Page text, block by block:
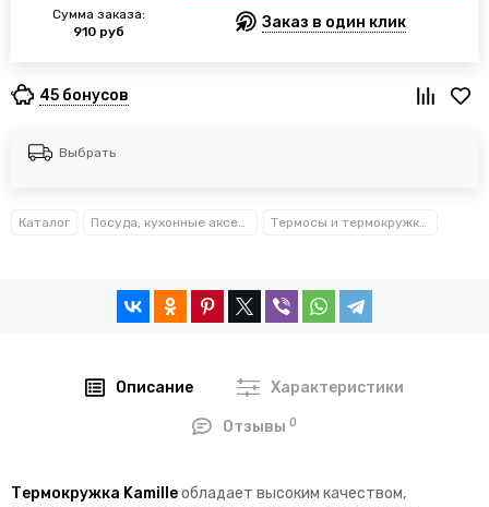
Сумма заказа:
910 руб
Заказ в один клик
45 бонусов
Выбрать
Каталог Посуда, кухонные аксессуары и принадлежности TM Kamille TM Ofenbach Термосы и термокружки Kamille™ Ofenbach™
Описание Характеристики
Отзывы0
Термокружка Kamilleобладает высоким качеством,